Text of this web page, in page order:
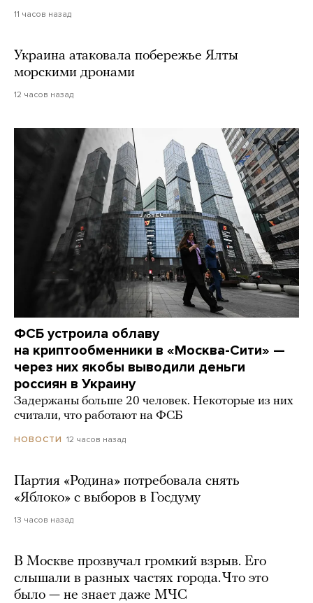
11 часов назад
Украина атаковала побережье Ялты
морскими дронами
12 часов назад
ФСБ устроила облаву
на криптообменники в «Москва-Сити» —
через них якобы выводили деньги
россиян в Украину
Задержаны больше 20 человек. Некоторые из них
считали, что работают на ФСБ
НОВОСТИ 12 часов назад
Партия «Родина» потребовала снять
«Яблоко» с выборов в Госдуму
13 часов назад
В Москве прозвучал громкий взрыв. Его
слышали в разных частях города. Что это
было — не знает даже МЧС